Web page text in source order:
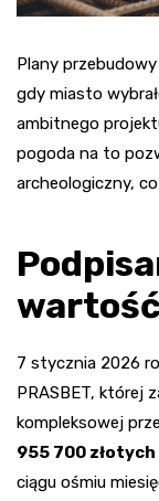
Plany
gdy miasto
ambitnego
pogoda na to
archeologiczny,
7 stycznia 2026
PRASBET, której
kompleksowej
955 700
ciągu ośmiu